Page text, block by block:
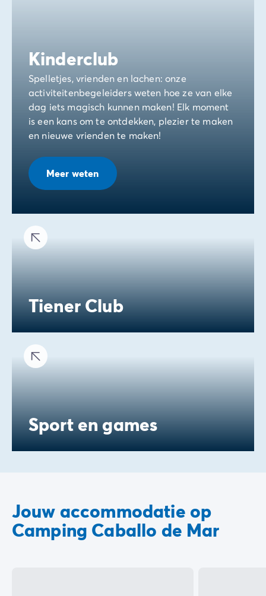
Kinderclub
Spelletjes, vrienden en lachen: onze
activiteitenbegeleiders weten hoe ze van elke
dag iets magisch kunnen maken! Elk moment
is een kans om te ontdekken, plezier te maken
en nieuwe vrienden te maken!
Meer weten
Tiener Club
Sport en games
Jouw accommodatie op
Camping Caballo de Mar